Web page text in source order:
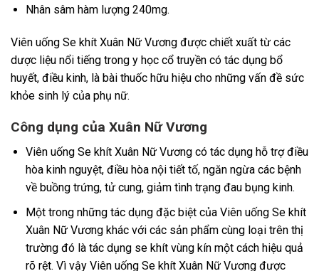
Nhân sâm hàm lượng 240mg.
Viên uống Se khít Xuân Nữ Vương được chiết xuất từ các
dược liệu nổi tiếng trong y học cổ truyền có tác dụng bổ
huyết, điều kinh, là bài thuốc hữu hiệu cho những vấn đề sức
khỏe sinh lý của phụ nữ.
Công dụng của Xuân Nữ Vương
Viên uống Se khít Xuân Nữ Vương có tác dụng hỗ trợ điều
hòa kinh nguyệt, điều hòa nội tiết tố, ngăn ngừa các bệnh
về buồng trứng, tử cung, giảm tình trạng đau bụng kinh.
Một trong những tác dụng đặc biệt của Viên uống Se khít
Xuân Nữ Vương khác với các sản phẩm cùng loại trên thị
trường đó là tác dụng se khít vùng kín một cách hiệu quả
rõ rệt. Vì vậy Viên uống Se khít Xuân Nữ Vương được